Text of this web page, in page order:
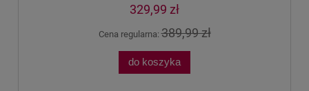
329,99 zł
Cena regularna:389,99 zł
do koszyka